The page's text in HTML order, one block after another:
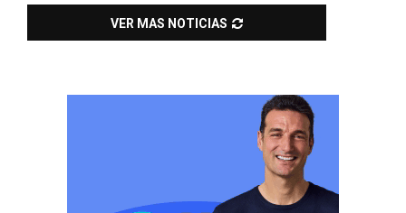
VER MAS NOTICIAS